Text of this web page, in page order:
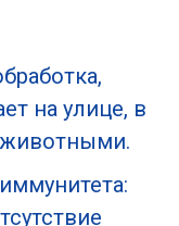
на улице, в
животными.